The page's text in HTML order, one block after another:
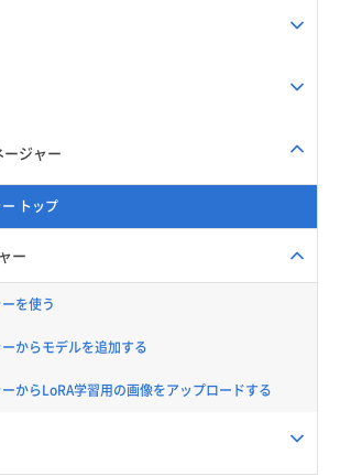
ジャー
トップ
ー
を使う
からモデルを追加する
からLoRA学習用の画像をアップロードする